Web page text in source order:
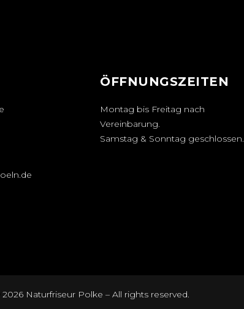
ÖFFNUNGSZEITEN
Montag bis Freitag nach
Vereinbarung.
Samstag & Sonntag geschlossen.
Naturfriseur Polke – All rights reserved.